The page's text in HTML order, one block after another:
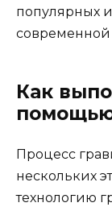
популярных
Как
Процесс
нескольких
технологию